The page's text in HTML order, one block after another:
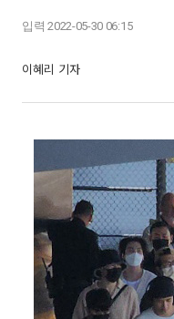
입력 2022-05-30 06:15
이혜리 기자